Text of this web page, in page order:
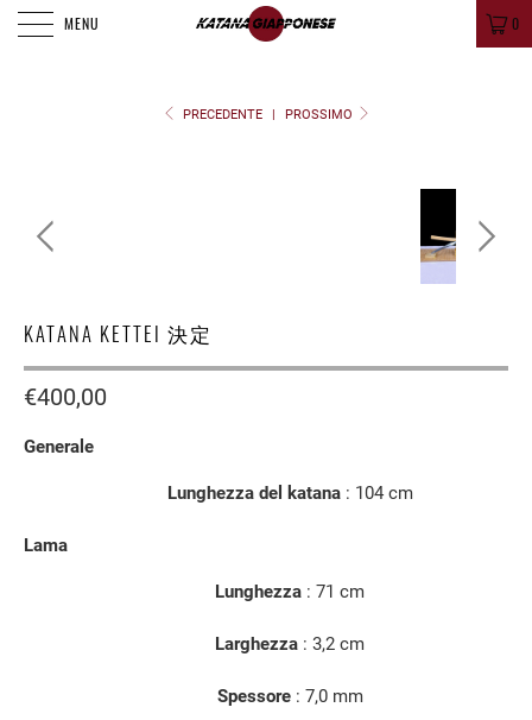
MENU 0
PRECEDENTE | PROSSIMO
KATANA KETTEI 決定
€400,00
Generale
Lunghezza del katana: 104cm
Lama
Lunghezza : 71 cm
Larghezza : 3,2 cm
Spessore : 7,0 mm